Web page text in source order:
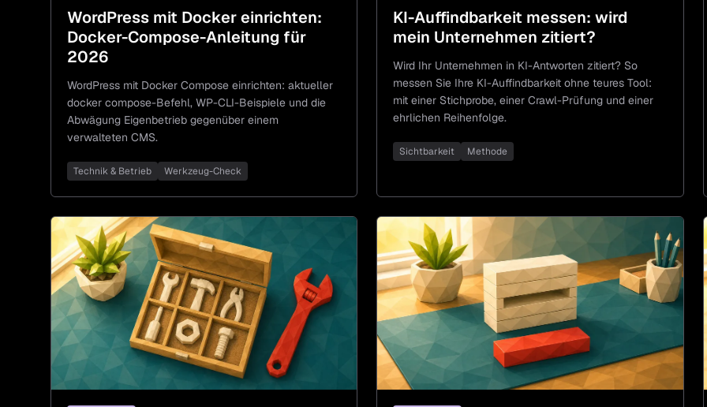
WordPress mit Docker einrichten:
Docker-Compose-Anleitung für
2026
WordPress mit Docker Compose einrichten: aktueller
docker compose-Befehl, WP-CLI-Beispiele und die
Abwägung Eigenbetrieb gegenüber einem
verwalteten CMS.
Technik & Betrieb Werkzeug-Check
KI-Auffindbarkeit messen: wird
mein Unternehmen zitiert?
Wird Ihr Unternehmen in KI-Antworten zitiert? So
messen Sie Ihre KI-Auffindbarkeit ohne teures Tool:
mit einer Stichprobe, einer Crawl-Prüfung und einer
ehrlichen Reihenfolge.
Sichtbarkeit Methode